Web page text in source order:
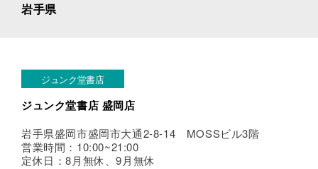
岩手県
ジュンク堂書店
ジュンク堂書店 盛岡店
岩手県盛岡市盛岡市大通2-8-14 MOSSビル3階
営業時間：10:00~21:00
定休日：8月無休、9月無休